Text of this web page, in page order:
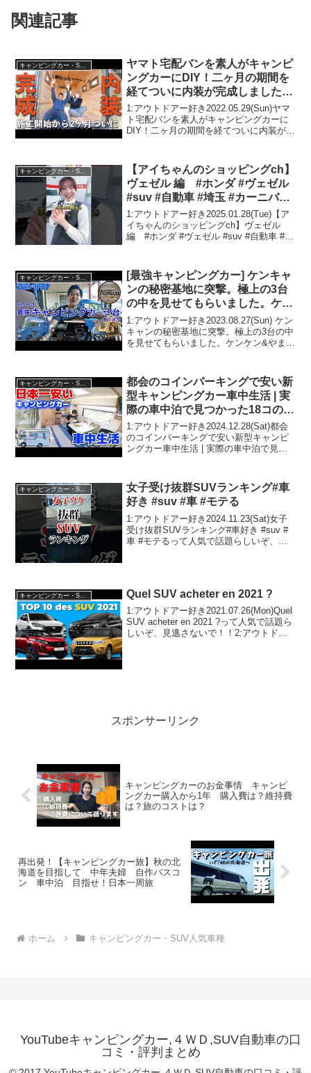
関連記事
ヤマト宅配バンを素人がキャンピ
ングカーにDIY！二ヶ月の期間を
経てついに内装が完成しました！
【DIYキャンピングカー制作
vol.15】
1:アウトドアー好き2022.05.29(Sun)ヤマ
ト宅配バンを素人がキャンピングカーに
DIY！二ヶ月の期間を経てついに内装が完
ないで！！2:アウトドアー...
キャンピングカー・SUV人気車種
【アイちゃんのショッピングch】
ヴェゼル 編 #ホンダ #ヴェゼル
#suv #自動車 #埼玉 #カーニバル
#未使用車 #特別価格 #特別金利 #
オートローン #ショッピング #限
定車 #ehev
1:アウトドアー好き2025.01.28(Tue)【ア
イちゃんのショッピングch】ヴェゼル
編 #ホンダ #ヴェゼル #suv #自動車 #埼
定車 #...
[最強キャンピングカー] ケンキャ
ンの秘密基地に突撃。極上の3台
の中を見せてもらいました。ケン
ケン&やまめ
1:アウトドアー好き2023.08.27(Sun) ケン
キャンの秘密基地に突撃。極上の3台の中
を見せてもらいました。ケンケン&やまめ
2023.08.27(Sun)この動画は注目です...
キャンピングカー・SUV人気車種
都会のコインパーキングで安い新
型キャンピングカー車中生活 | 実
際の車中泊で見つかった18コのデ
メリット【JP STAR
Discovery(ディスカバリー)】
1:アウトドアー好き2024.12.28(Sat)都会
のコインパーキングで安い新型キャンピ
ングカー車中生活 | 実際の車中泊で見つ
話題らしいぞ、見逃さ...
キャンピングカー・SUV人気車種
女子受け抜群SUVランキング#車
好き #suv #車 #モテる
1:アウトドアー好き2024.11.23(Sat)女子
受け抜群SUVランキング#車好き #suv #
車 #モテるって人気で話題らしいぞ、見
Quel SUV acheter en 2021 ?
1:アウトドアー好き2021.07.26(Mon)Quel
SUV acheter en 2021 ?って人気で話題ら
しいぞ、見逃さないで！！2:アウトドア
スポンサーリンク
キャンピングカーのお金事情 キャンピ
ングカー購入から1年 購入費は？維持費
は？旅のコストは？
再出発！【キャンピングカー旅】秋の北
海道を目指して 中年夫婦 自作バスコ
ン 車中泊 目指せ！日本一周旅
ホーム キャンピングカー・SUV人気車種
YouTubeキャンピングカー,４ＷＤ,SUV自動車の口
コミ・評判まとめ